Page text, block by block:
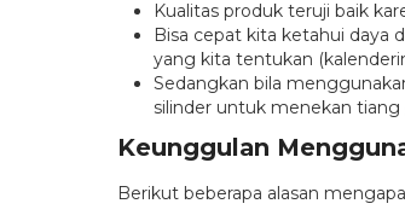
Kualitas produk teruji baik
Bisa cepat kita ketahui daya
yang kita tentukan
Sedangkan bila
silinder untuk menekan tiang
Keunggulan
Berikut beberapa alasan